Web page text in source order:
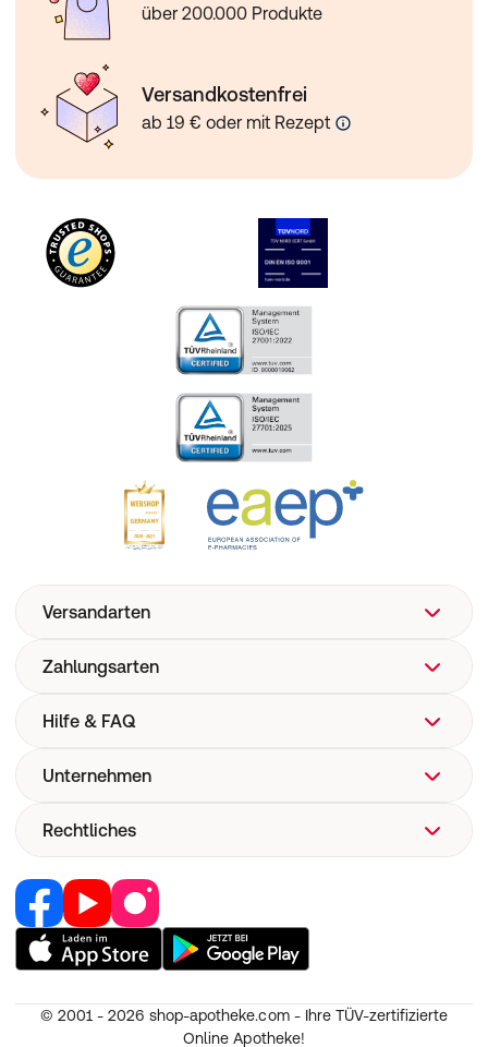
über 200.000 Produkte
Versandkostenfrei
ab 19 € oder mit Rezept
Versandarten
Zahlungsarten
Hilfe & FAQ
FAQ
Versand
Now! Versand
E-Rezept
Pharmakovigilanz
Unternehmen
Über uns
Corporate Website
Retail Media
Jobs & Karriere
Partner werden
Unsere Apps
Rechtliches
Vertrag widerrufen
Nutzung und Haftung
AGB
© 2001 - 2026 shop-apotheke.com - Ihre TÜV-zertifizierte
Online Apotheke!